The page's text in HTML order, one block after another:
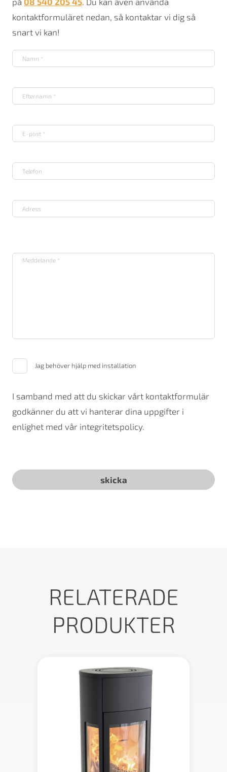
kontaktformuläret nedan, så kontaktar vi dig så
snart vi kan!
Jag behöver hjälp med installation
I samband med att du skickar vårt kontaktformulär
godkänner du att vi hanterar dina uppgifter i
enlighet med vår integritetspolicy.
RELATERADE
PRODUKTER